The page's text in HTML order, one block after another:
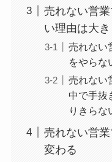
売れない営
い理由は大
売れない
をやらな
売れない
中で手抜
りきらな
売れない営
変わる